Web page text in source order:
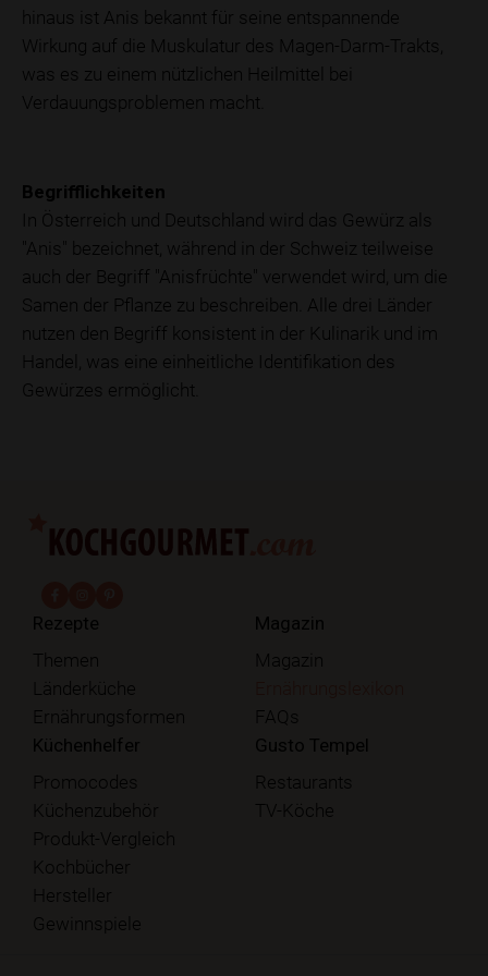
hinaus ist Anis bekannt für seine entspannende
Wirkung auf die Muskulatur des Magen-Darm-Trakts,
was es zu einem nützlichen Heilmittel bei
Verdauungsproblemen macht.
Begrifflichkeiten
In Österreich und Deutschland wird das Gewürz als
"Anis" bezeichnet, während in der Schweiz teilweise
auch der Begriff "Anisfrüchte" verwendet wird, um die
Samen der Pflanze zu beschreiben. Alle drei Länder
nutzen den Begriff konsistent in der Kulinarik und im
Handel, was eine einheitliche Identifikation des
Gewürzes ermöglicht.
Rezepte
Themen
Länderküche
Ernährungsformen
Magazin
Magazin
FAQs
Küchenhelfer
Promocodes
Küchenzubehör
Produkt-Vergleich
Kochbücher
Hersteller
Gewinnspiele
Gusto Tempel
Restaurants
TV-Köche